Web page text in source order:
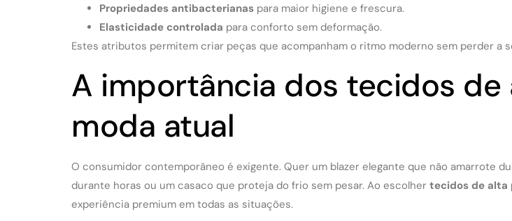
Propriedades antibacterianas para maior higiene e frescura.
Elasticidade controlada para conforto sem deformação.
Estes atributos permitem criar peças que acompanham o ritmo moderno sem perder a
A importância dos tecidos
moda atual
O consumidor contemporâneo é exigente. Quer um blazer elegante que não amarrote
durante horas ou um casaco que proteja do frio sem pesar. Ao escolher tecidos de alta
experiência premium em todas as situações.